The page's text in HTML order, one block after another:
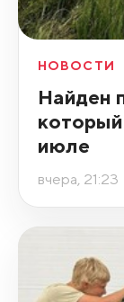
НОВОСТИ
Найден
июле
вчера, 21:23